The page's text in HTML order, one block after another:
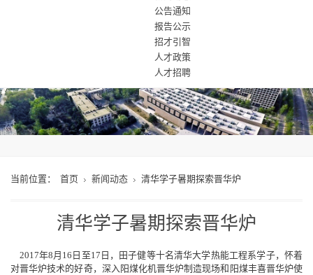
公告通知
报告公示
招才引智
人才政策
人才招聘
当前位置： 首页 新闻动态 清华学子暑期探索晋华炉
清华学子暑期探索晋华炉
2017年8月16日至17日，田子健等十名清华大学热能工程系学子，怀着
对晋华炉技术的好奇，深入阳煤化机晋华炉制造现场和阳煤丰喜晋华炉使